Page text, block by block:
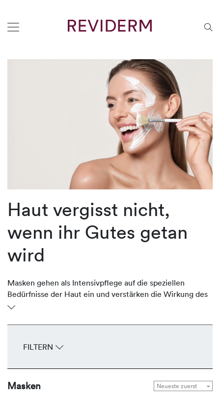
Haut vergisst nicht,
wenn ihr Gutes getan
wird
Masken gehen als Intensivpflege auf die speziellen
Bedürfnisse der Haut ein und verstärken die Wirkung des
täglichen Pflegeprogramms. Je nach Hautbedürfnis
Feuchtigkeit, glätten die Haut, straffen, definieren die
regulieren die Sebum-Produktion. Sie sind schnelle Helfer
FILTERN
Masken